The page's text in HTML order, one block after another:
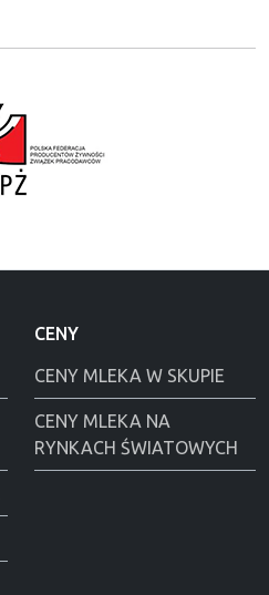
CENY
CENY MLEKA W SKUPIE
CENY MLEKA NA
RYNKACH ŚWIATOWYCH